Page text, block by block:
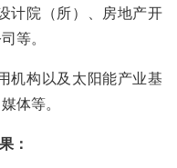
计院（所）、房地产开
等。
机构以及太阳能产业基
体等。
：